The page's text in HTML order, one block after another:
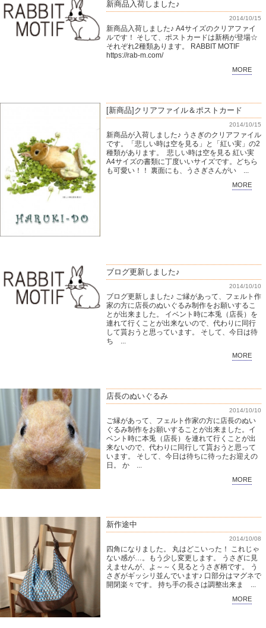
新商品入荷しました♪
2014/10/15
新商品入荷しました♪ A4サイズのクリアファイ
ルです！ そして、ポストカードは新柄が登場☆
それぞれ2種類あります。 RABBIT MOTIF
https://rab-m.com/
MORE
[新商品]クリアファイル＆ポストカード
2014/10/15
新商品が入荷しました♪ うさぎのクリアファイル
です。「悲しい時は空を見る」と「紅い実」の2
種類があります。 悲しい時は空を見る 紅い実
A4サイズの書類に丁度いいサイズです。どちら
も可愛い！！ 裏面にも、うさぎさんがい ...
MORE
ブログ更新しました♪
2014/10/10
ブログ更新しました♪ ご縁があって、フェルト作
家の方に店長のぬいぐるみ制作をお願いするこ
とが出来ました。 イベント時に本兎（店長）を
連れて行くことが出来ないので、代わりに同行
して貰おうと思っています。 そして、今日は待
ち ...
MORE
店長のぬいぐるみ
2014/10/10
ご縁があって、フェルト作家の方に店長のぬい
ぐるみ制作をお願いすることが出来ました。イ
ベント時に本兎（店長）を連れて行くことが出
来ないので、代わりに同行して貰おうと思って
います。 そして、今日は待ちに待ったお迎えの
日。 か ...
MORE
新作途中
2014/10/08
四角になりました。 丸はどこいった！ これじゃ
ない感が…。もう少し変更します。 うさぎに見
えませんが、よ～～く見るとうさぎ柄です。 う
さぎがギッシリ並んでいます♪ 口部分はマグネで
開閉楽々です。 持ち手の長さは調整出来ま ...
MORE